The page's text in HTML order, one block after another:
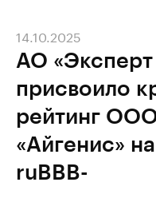
АО «Эксперт
присвоило
рейтинг
«Айгенис»
ruBBB-
14.10.2025